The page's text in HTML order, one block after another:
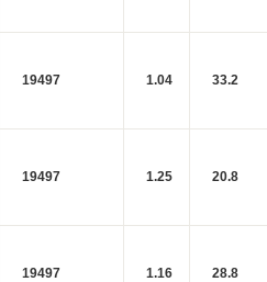
19497 1.04 33.2
19497 1.25 20.8
19497 1.16 28.8